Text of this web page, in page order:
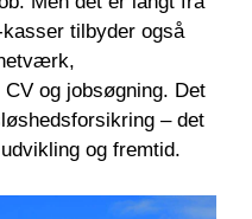
tilbyder også
og jobsøgning. Det
– det
og fremtid.